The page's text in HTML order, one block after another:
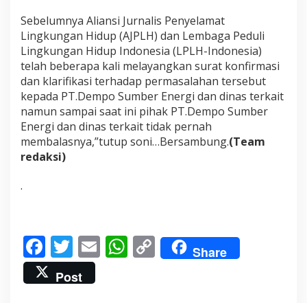
Sebelumnya Aliansi Jurnalis Penyelamat
Lingkungan Hidup (AJPLH) dan Lembaga Peduli
Lingkungan Hidup Indonesia (LPLH-Indonesia)
telah beberapa kali melayangkan surat konfirmasi
dan klarifikasi terhadap permasalahan tersebut
kepada PT.Dempo Sumber Energi dan dinas terkait
namun sampai saat ini pihak PT.Dempo Sumber
Energi dan dinas terkait tidak pernah
membalasnya,”tutup soni…Bersambung.(Team
redaksi)
.
F
ac
e
T
w
itt
E W C
o
Share
Post